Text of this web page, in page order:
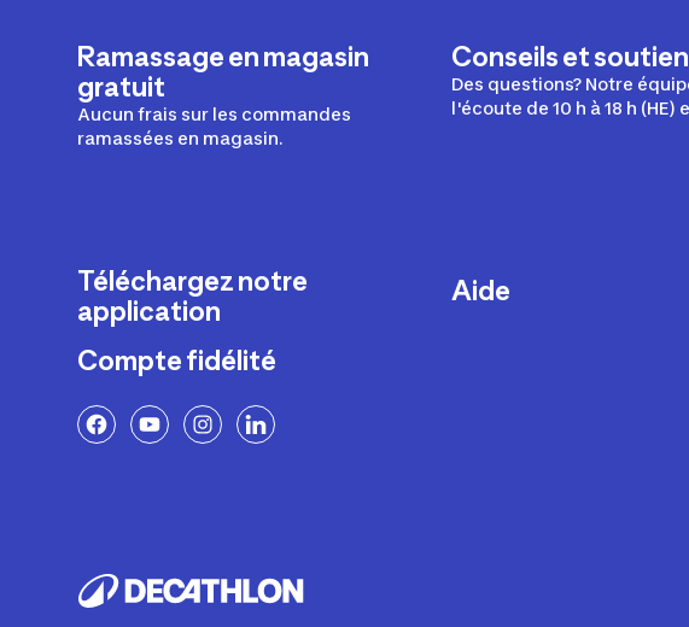
Ramassage en magasin
gratuit
Aucun frais sur les commandes
ramassées en magasin.
Conseils et soutien
Des questions? Notre
l'écoute de 10 h à 18 h (HE)
Téléchargez notre
application
Compte fidélité
Aide